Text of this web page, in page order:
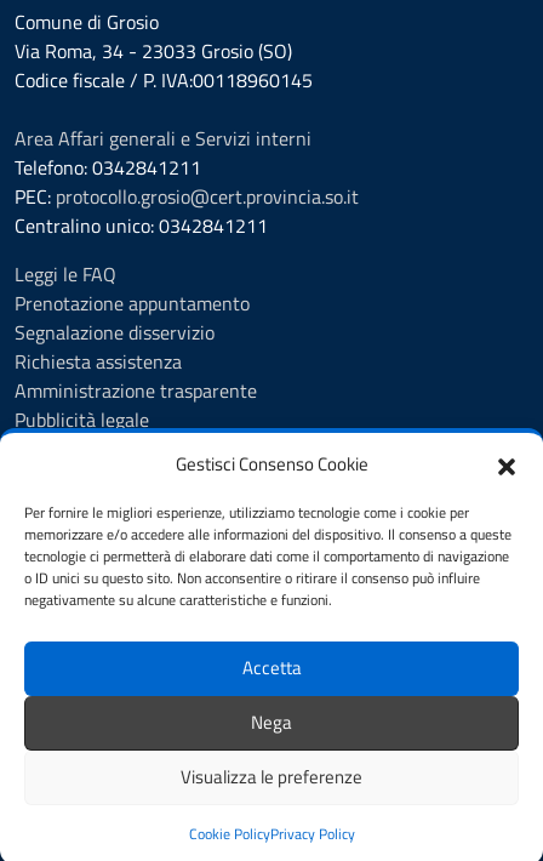
Gestisci Consenso Cookie
Per fornire le migliori esperienze, utilizziamo tecnologie come i cookie per
memorizzare e/o accedere alle informazioni del dispositivo. Il consenso a queste
tecnologie ci permetterà di elaborare dati come il comportamento di navigazione
o ID unici su questo sito. Non acconsentire o ritirare il consenso può influire
negativamente su alcune caratteristiche e funzioni.
Accetta
Nega
Visualizza le preferenze
Cookie PolicyPrivacy Policy
Comune di Grosio
Via Roma, 34 - 23033 Grosio (SO)
Codice fiscale / P. IVA:00118960145
Area Affari generali e Servizi interni
Telefono: 0342841211
PEC: protocollo.grosio@cert.provincia.so.it
Centralino unico: 0342841211
Leggi le FAQ
Prenotazione appuntamento
Segnalazione disservizio
Richiesta assistenza
Amministrazione trasparente
Pubblicità legale
Informativa privacy
Videosorveglianza - Privacy Policy
Dichiarazione di accessibilità
Note legali
SEGUICI SU
Facebook Telegram
Credits